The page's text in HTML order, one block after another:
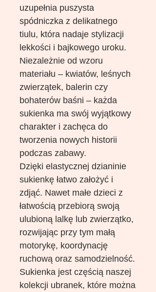
uzupełnia puszysta
spódniczka z delikatnego
tiulu, która nadaje stylizacji
lekkości i bajkowego uroku.
Niezależnie od wzoru
materiału – kwiatów, leśnych
zwierzątek, balerin czy
bohaterów baśni – każda
sukienka ma swój wyjątkowy
charakter i zachęca do
tworzenia nowych historii
podczas zabawy.
Dzięki elastycznej dzianinie
sukienkę łatwo założyć i
zdjąć. Nawet małe dzieci z
łatwością przebiorą swoją
ulubioną lalkę lub zwierzątko,
rozwijając przy tym małą
motorykę, koordynację
ruchową oraz samodzielność.
Sukienka jest częścią naszej
kolekcji ubranek, które można